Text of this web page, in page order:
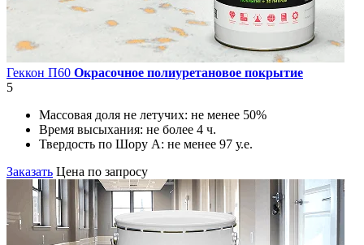
Геккон П60 Окрасочное полиуретановое покрытие
5
Массовая доля не летучих: не менее 50%
Время высыхания: не более 4 ч.
Твердость по Шору А: не менее 97 у.е.
Заказать Цена по запросу